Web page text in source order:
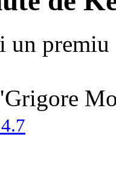
premiu